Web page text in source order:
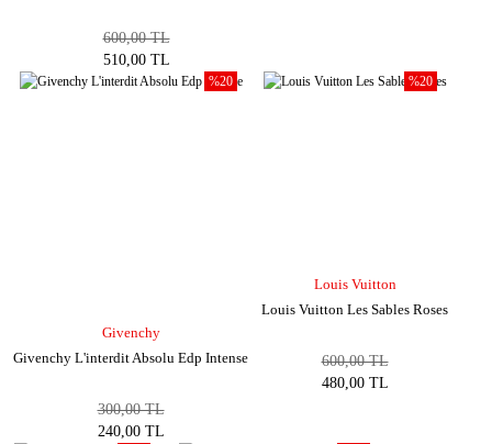
600,00 TL
510,00 TL
%20
Givenchy
Givenchy L'interdit Absolu Edp Intense
300,00 TL
240,00 TL
%20
Louis Vuitton
Louis Vuitton Les Sables Roses
600,00 TL
480,00 TL